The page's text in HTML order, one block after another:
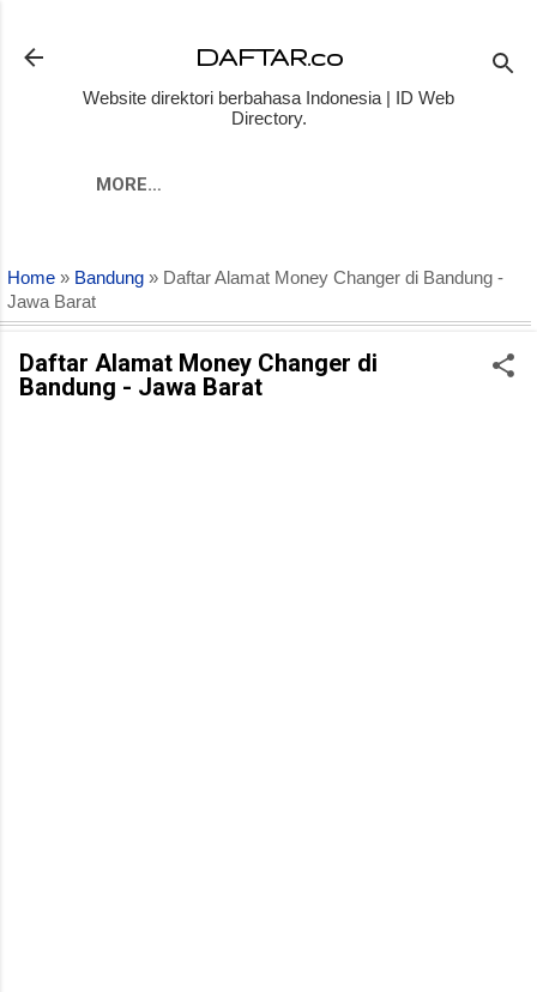
DAFTAR.co
Website direktori berbahasa Indonesia | ID Web
Directory.
MORE…
Home » Bandung » Daftar Alamat Money Changer di Bandung -
Jawa Barat
Daftar Alamat Money Changer di
Bandung - Jawa Barat